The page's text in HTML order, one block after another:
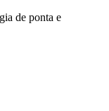
de ponta e